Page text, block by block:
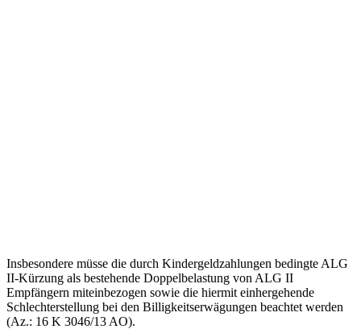
Insbesondere müsse die durch Kindergeldzahlungen bedingte ALG
II-Kürzung als bestehende Doppelbelastung von ALG II
Empfängern miteinbezogen sowie die hiermit einhergehende
Schlechterstellung bei den Billigkeitserwägungen beachtet werden
(Az.: 16 K 3046/13 AO).